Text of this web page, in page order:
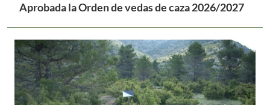
Aprobada la Orden de vedas de caza 2026/2027